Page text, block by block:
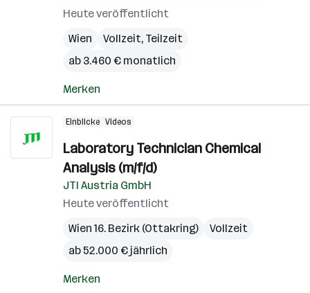
Heute veröffentlicht
Wien
Vollzeit, Teilzeit
ab 3.460 € monatlich
Merken
Einblicke Videos
Laboratory Technician Chemical
Analysis (m/f/d)
JTI Austria GmbH
Heute veröffentlicht
Wien 16. Bezirk (Ottakring)
Vollzeit
ab 52.000 € jährlich
Merken